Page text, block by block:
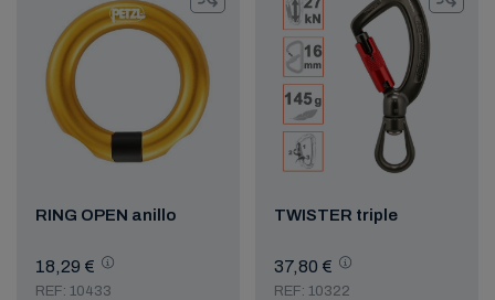
RING OPEN anillo
18,29 €
REF: 10433
TWISTER triple
37,80 €
REF: 10322